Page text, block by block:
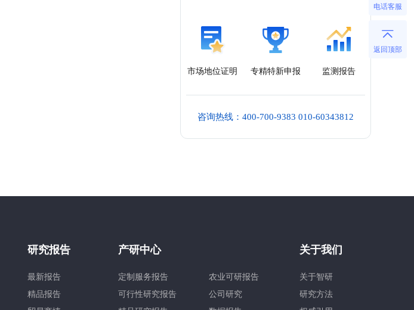
市场地位证明 专精特新申报 监测报告
咨询热线：400-700-9383 010-60343812
电话客服
返回顶部
研究报告
最新报告
精品报告
产研中心
定制服务报告
可行性研究报告
农业可研报告
公司研究
关于我们
关于智研
研究方法